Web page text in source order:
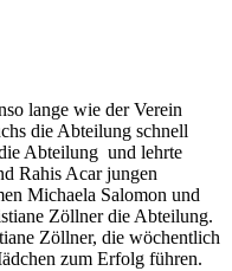
lange wie der Verein
die Abteilung schnell
Abteilung und lehrte
Rahis Acar jungen
Michaela Salomon und
Zöllner die Abteilung.
Zöllner, die wöchentlich
zum Erfolg führen.